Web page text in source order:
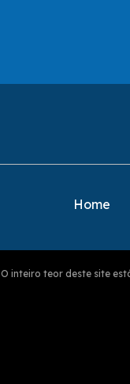
Home
O inteiro teor deste site